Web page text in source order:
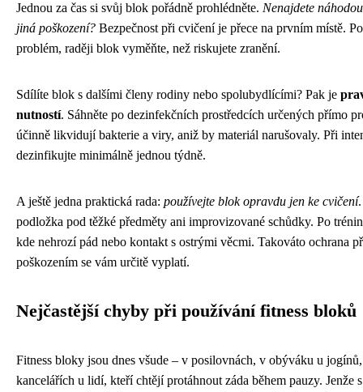
Jednou za čas si svůj blok pořádně prohlédněte. Nenajdete
jiná poškození? Bezpečnost při cvičení je přece na prvním místě.
problém, raději blok vyměňte, než riskujete zranění.
Sdílíte blok s dalšími členy rodiny nebo spolubydlícími? Pak je
nutností. Sáhněte po dezinfekčních prostředcích určených přímo
účinně likvidují bakterie a viry, aniž by materiál narušovaly. Při
dezinfikujte minimálně jednou týdně.
A ještě jedna praktická rada: používejte blok opravdu jen ke cvičení
podložka pod těžké předměty ani improvizované schůdky. Po
kde nehrozí pád nebo kontakt s ostrými věcmi. Takováto ochrana
poškozením se vám určitě vyplatí.
Nejčastější chyby při používání fitness bloků
Fitness bloky jsou dnes všude – v posilovnách, v obýváku u
kancelářích u lidí, kteří chtějí protáhnout záda během pauzy. Jenže